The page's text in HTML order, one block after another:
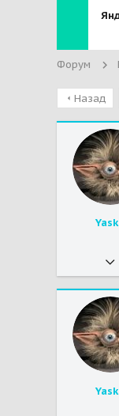
Форум
Назад
Мои